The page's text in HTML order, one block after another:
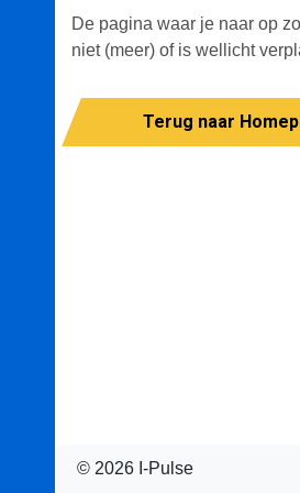
De pagina waar je naar op
niet (meer) of is wellicht
Terug naar
© 2026 I-Pulse